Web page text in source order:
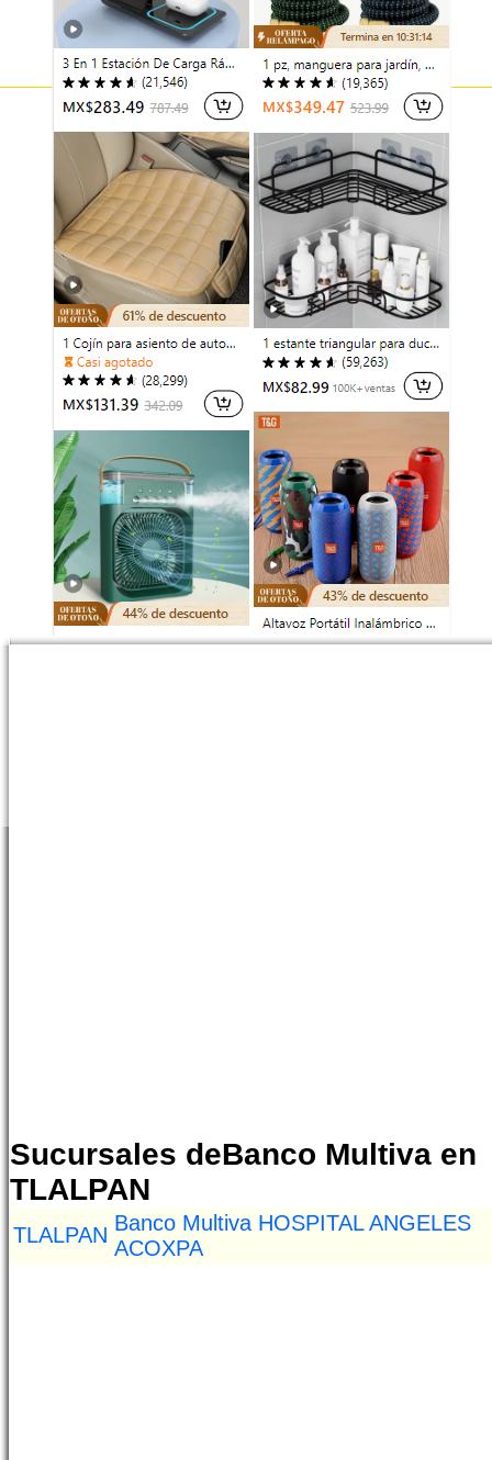
Sucursales deBanco Multiva en
TLALPAN
TLALPAN Banco Multiva HOSPITAL ANGELES
ACOXPA